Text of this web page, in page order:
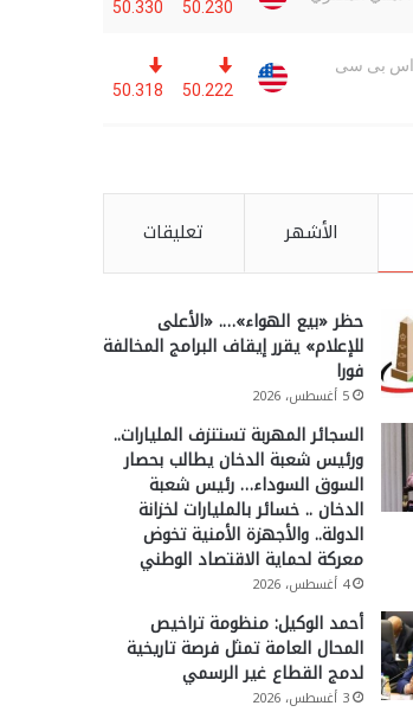
الأشهر تعليقات
حظر «بيع الهواء»…. «الأعلى
للإعلام» يقرر إيقاف البرامج المخالفة
فورا
5 أغسطس، 2026
السجائر المهربة تستنزف المليارات..
ورئيس شعبة الدخان يطالب بحصار
السوق السوداء… رئيس شعبة
الدخان .. خسائر بالمليارات لخزانة
الدولة.. والأجهزة الأمنية تخوض
معركة لحماية الاقتصاد الوطني
4 أغسطس، 2026
أحمد الوكيل: منظومة تراخيص
المحال العامة تمثل فرصة تاريخية
لدمج القطاع غير الرسمي
3 أغسطس، 2026